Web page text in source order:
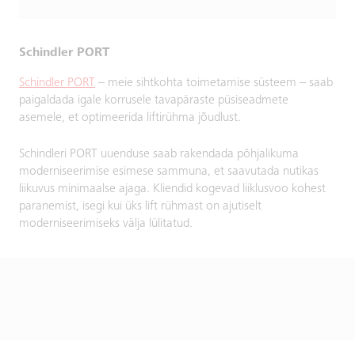
Schindler PORT
Schindler PORT
– meie sihtkohta toimetamise süsteem – saab
paigaldada igale korrusele tavapäraste püsiseadmete
asemele, et optimeerida liftirühma jõudlust.
Schindleri PORT uuenduse saab rakendada põhjalikuma
moderniseerimise esimese sammuna, et saavutada nutikas
liikuvus minimaalse ajaga. Kliendid kogevad liiklusvoo kohest
paranemist, isegi kui üks lift rühmast on ajutiselt
moderniseerimiseks välja lülitatud.